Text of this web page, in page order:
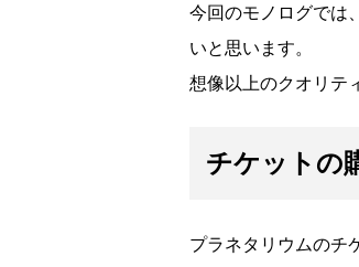
今回のモノログでは
いと思います。
想像以上のクオリテ
チケットの
プラネタリウムのチ